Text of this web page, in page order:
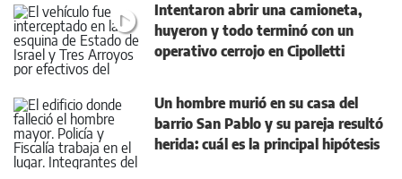
Intentaron abrir una camioneta,
huyeron y todo terminó con un
operativo cerrojo en Cipolletti
Un hombre murió en su casa del
barrio San Pablo y su pareja resultó
herida: cuál es la principal hipótesis